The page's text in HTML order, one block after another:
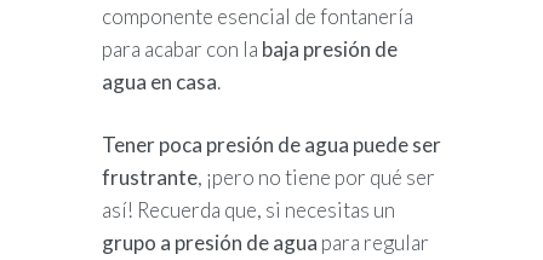
componente esencial de fontanería
para acabar con la baja presión de
agua en casa.
Tener poca presión de agua puede ser
frustrante, ¡pero no tiene por qué ser
así! Recuerda que, si necesitas un
grupo a presión de agua para regular